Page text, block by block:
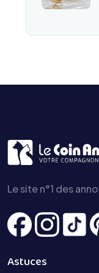
Le site n°1 des
Astuces